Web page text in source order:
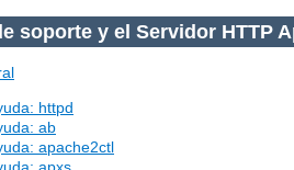
soporte y el Servidor HTTP
httpd
ab
apache2ctl